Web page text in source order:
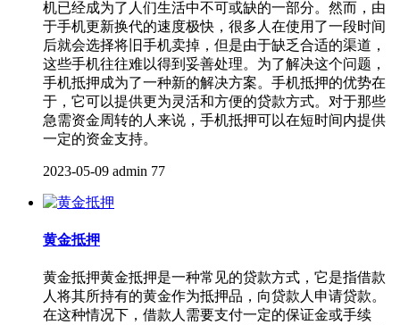
机已经成为了人们生活中不可或缺的一部分。然而，由
于手机更新换代的速度极快，很多人在使用了一段时间
后就会选择将旧手机卖掉，但是由于缺乏合适的渠道，
这些手机往往难以得到妥善处理。为了解决这个问题，
手机抵押成为了一种新的解决方案。手机抵押的优势在
于，它可以提供更为灵活和方便的贷款方式。对于那些
急需资金周转的人来说，手机抵押可以在短时间内提供
一定的资金支持。
2023-05-09 admin 77
黄金抵押
黄金抵押黄金抵押是一种常见的贷款方式，它是指借款
人将其所持有的黄金作为抵押品，向贷款人申请贷款。
在这种情况下，借款人需要支付一定的保证金或手续